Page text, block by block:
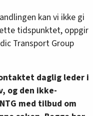
kan vi ikke gi
tidspunktet, oppgir
Transport Group
daglig leder i
og den ikke-
med tilbud om